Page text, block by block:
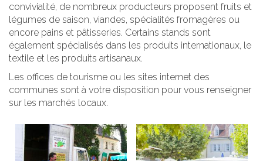
convivialité, de nombreux producteurs proposent fruits et
légumes de saison, viandes, spécialités fromagères ou
encore pains et pâtisseries. Certains stands sont
également spécialisés dans les produits internationaux, le
textile et les produits artisanaux.
Les offices de tourisme ou les sites internet des
communes sont à votre disposition pour vous renseigner
sur les marchés locaux.